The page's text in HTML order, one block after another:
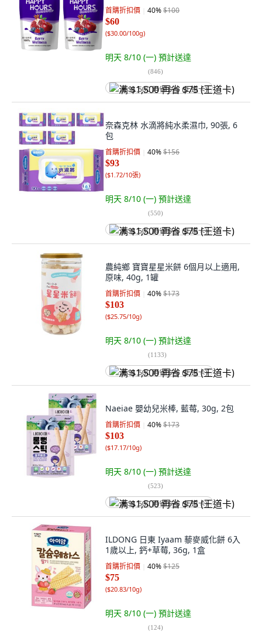
首購折扣價 40%$100
$60
($30.00/100g)
明天 8/10 (一) 預計送達
(846)
满 $1,500 再省 $75 (王道卡)
奈森克林 水滴將純水柔濕巾, 90張, 6
包
首購折扣價 40%$156
$93
($1.72/10張)
明天 8/10 (一) 預計送達
(550)
满 $1,500 再省 $75 (王道卡)
農純鄉 寶寶星星米餅 6個月以上適用,
原味, 40g, 1罐
首購折扣價 40%$173
$103
($25.75/10g)
明天 8/10 (一) 預計送達
(1133)
满 $1,500 再省 $75 (王道卡)
Naeiae 嬰幼兒米棒, 藍莓, 30g, 2包
首購折扣價 40%$173
$103
($17.17/10g)
明天 8/10 (一) 預計送達
(523)
满 $1,500 再省 $75 (王道卡)
ILDONG 日東 Iyaam 藜麥威化餅 6入
1歲以上, 鈣+草莓, 36g, 1盒
首購折扣價 40%$125
$75
($20.83/10g)
明天 8/10 (一) 預計送達
(124)